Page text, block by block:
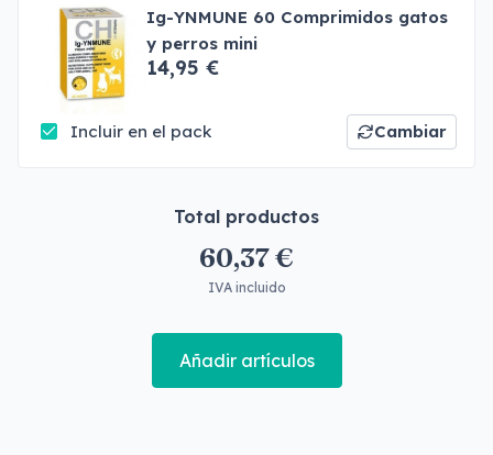
Ig-YNMUNE 60 Comprimidos gatos
y perros mini
14,95 €
Incluir en el pack Cambiar
Total productos
60,37 €
IVA incluido
Añadir artículos